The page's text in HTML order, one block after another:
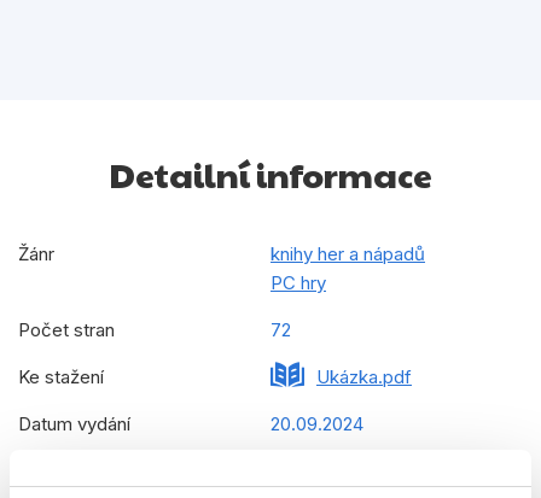
Detailní informace
Žánr
knihy her a nápadů
PC hry
Počet stran 72
Ke stažení Ukázka.pdf
Datum vydání 20.09.2024